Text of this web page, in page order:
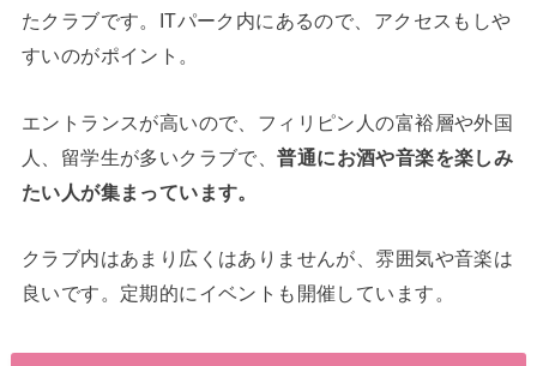
たクラブです。ITパーク内にあるので、アクセスもしや
すいのがポイント。
エントランスが高いので、フィリピン人の富裕層や外国
人、留学生が多いクラブで、普通にお酒や音楽を楽しみ
たい人が集まっています。
クラブ内はあまり広くはありませんが、雰囲気や音楽は
良いです。定期的にイベントも開催しています。